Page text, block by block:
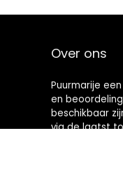
Over ons
Puurmarije
en
beschikbaar
via de laatst